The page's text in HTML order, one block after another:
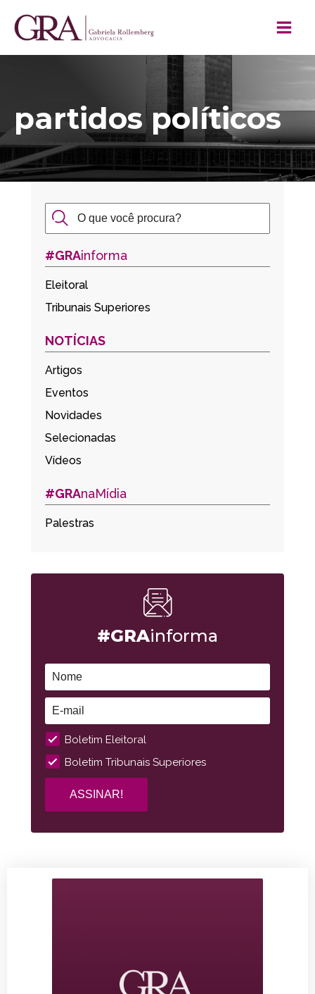
partidos políticos
#GRAinforma
Eleitoral
Tribunais Superiores
NOTÍCIAS
Artigos
Eventos
Novidades
Selecionadas
Vídeos
#GRAnaMídia
Palestras
#GRAinforma
Boletim Eleitoral
Boletim Tribunais Superiores